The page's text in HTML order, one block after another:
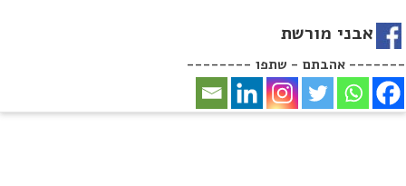
אבני מורשת
-------- אהבתם - שתפו -------